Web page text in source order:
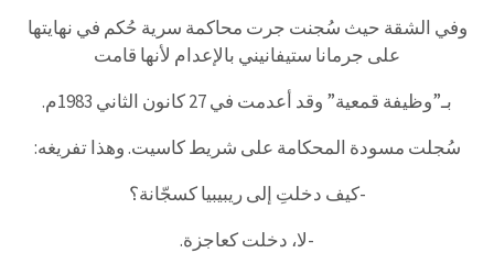
وفي الشقة حيث سُجنت جرت محاكمة سرية حُكم في نهايتها
على جرمانا ستيفانيني بالإعدام لأنها قامت
بـ”وظيفة قمعية” وقد أعدمت في 27 كانون الثاني 1983م.
سُجلت مسودة المحكامة على شريط كاسيت. وهذا تفريغه:
-كيف دخلتِ إلى ريبيبيا كسجّانة؟
-لا، دخلت كعاجزة.